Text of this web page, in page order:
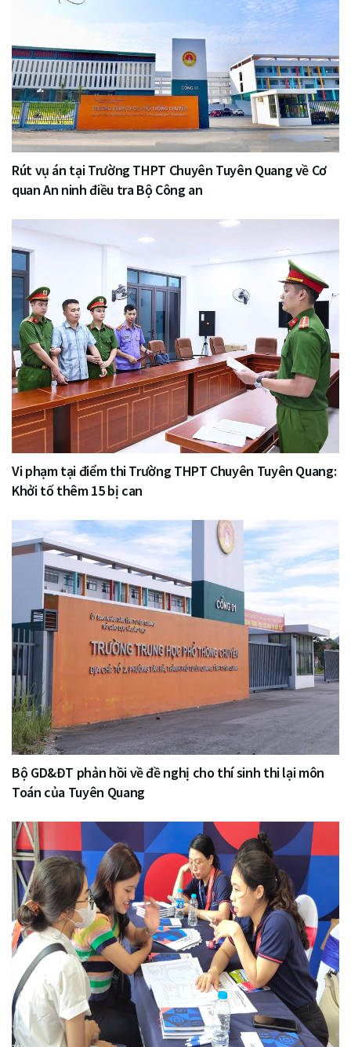
Rút vụ án tại Trường THPT Chuyên Tuyên Quang về Cơ
quan An ninh điều tra Bộ Công an
Vi phạm tại điểm thi Trường THPT Chuyên Tuyên Quang:
Khởi tố thêm 15 bị can
Bộ GD&ĐT phản hồi về đề nghị cho thí sinh thi lại môn
Toán của Tuyên Quang